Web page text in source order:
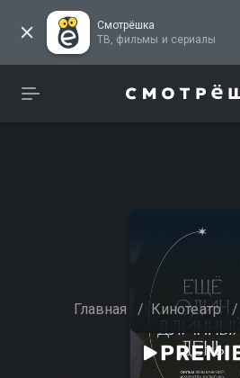
Смотрёшка
ТВ, фильмы и сериалы
Главная / Кинотеатр /